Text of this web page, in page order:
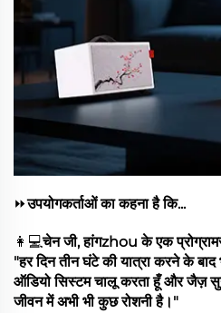
⏩उपयोगकर्ताओं का कहना है कि...
👩💻चेन जी, हांगzhou के एक
"हर दिन तीन घंटे की यात्रा करने के
ऑडियो सिस्टम चालू करता हूँ और जैज़
जीवन में अभी भी कुछ रोशनी है।"